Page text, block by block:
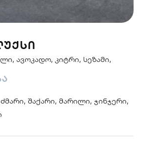
ავოკადო, კიტრი, სეზამი,
შაქარი, მარილი, ჯინჯერი,